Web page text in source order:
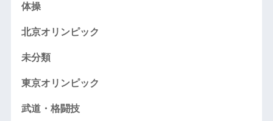
体操
北京オリンピック
未分類
東京オリンピック
武道・格闘技